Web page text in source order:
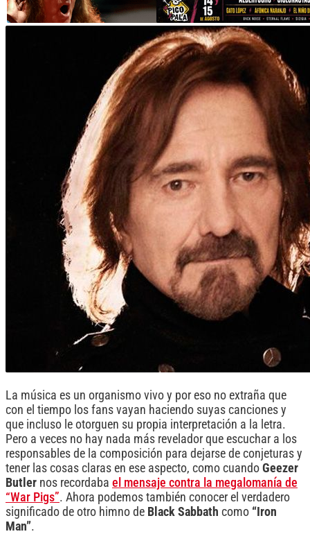
La música es un organismo vivo y por eso no extraña que
con el tiempo los fans vayan haciendo suyas canciones y
que incluso le otorguen su propia interpretación a la letra.
Pero a veces no hay nada más revelador que escuchar a los
responsables de la composición para dejarse de conjeturas y
tener las cosas claras en ese aspecto, como cuando Geezer
Butler nos recordaba el mensaje contra la megalomanía de
“War Pigs”. Ahora podemos también conocer el verdadero
significado de otro himno de Black Sabbath como “Iron
Man”.